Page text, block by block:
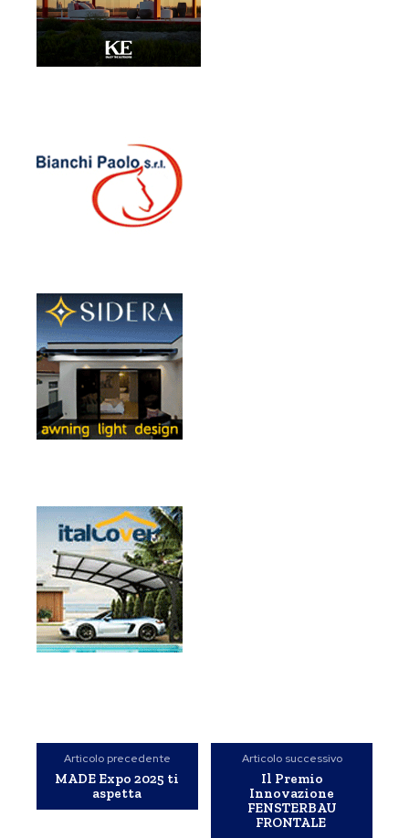
Articolo precedente
MADE Expo 2025 ti
aspetta
Articolo successivo
Il Premio
Innovazione
FENSTERBAU
FRONTALE